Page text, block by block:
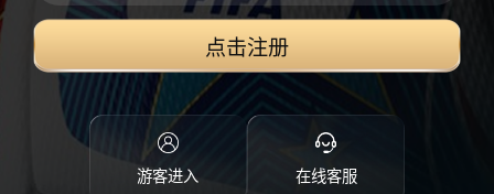
点击注册
游客进入 在线客服